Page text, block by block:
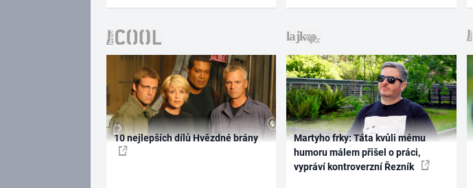
10 nejlepších dílů Hvězdné brány
Martyho frky: Táta kvůli mému
humoru málem přišel o práci,
vypráví kontroverzní Řezník